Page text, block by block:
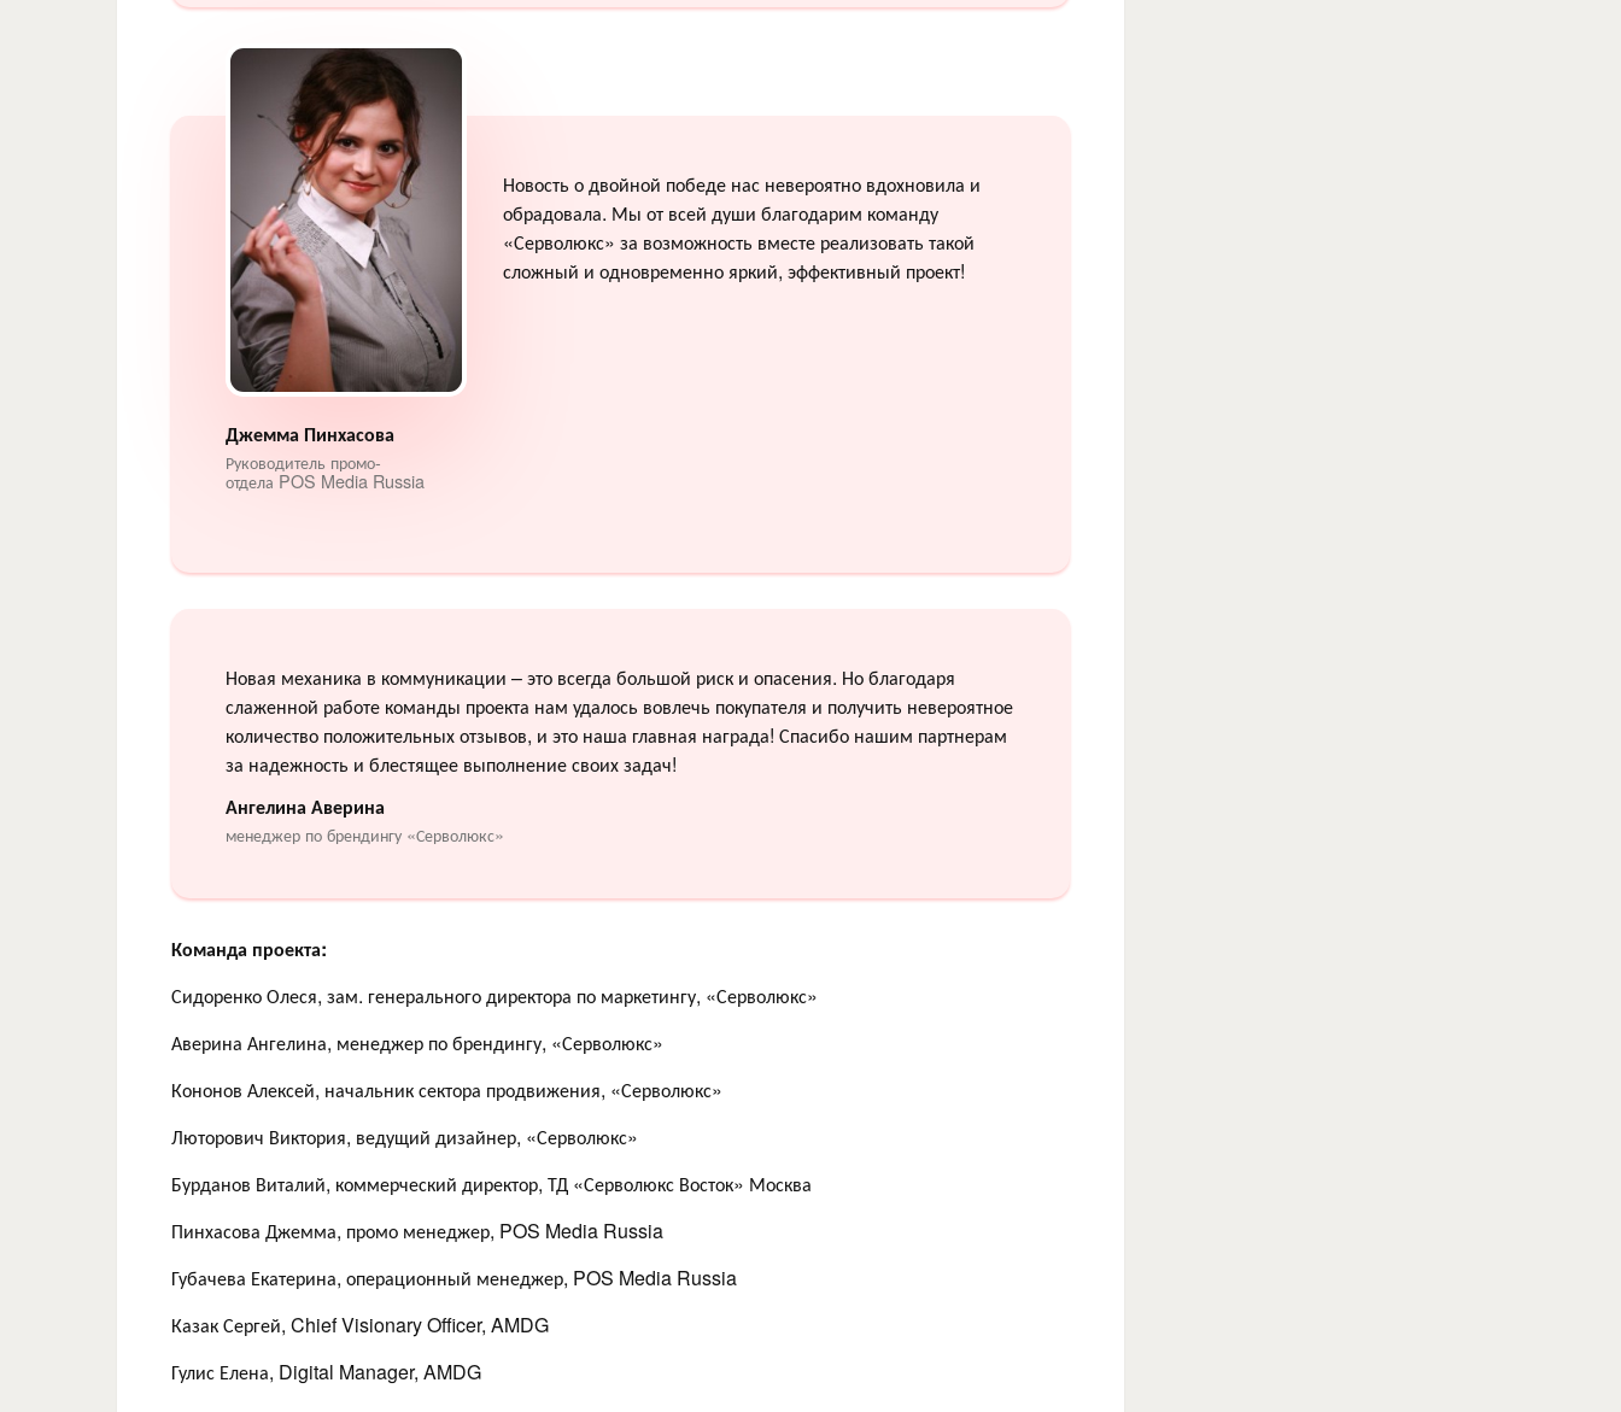
Джемма Пинхасова
Руководитель промо-
отдела POS Media Russia
Новость о двойной победе нас невероятно вдохновила и
обрадовала. Мы от всей души благодарим команду
«Серволюкс» за возможность вместе реализовать такой
сложный и одновременно яркий, эффективный проект!
Новая механика в коммуникации – это всегда большой риск и опасения. Но благодаря
слаженной работе команды проекта нам удалось вовлечь покупателя и получить невероятное
количество положительных отзывов, и это наша главная награда! Спасибо нашим партнерам
за надежность и блестящее выполнение своих задач!
Ангелина Аверина
менеджер по брендингу «Серволюкс»
Команда проекта:
Сидоренко Олеся, зам. генерального директора по маркетингу, «Серволюкс»
Аверина Ангелина, менеджер по брендингу, «Серволюкс»
Кононов Алексей, начальник сектора продвижения, «Серволюкс»
Люторович Виктория, ведущий дизайнер, «Серволюкс»
Бурданов Виталий, коммерческий директор, ТД «Серволюкс Восток» Москва
Пинхасова Джемма, промо менеджер, POS Media Russia
Губачева Екатерина, операционный менеджер, POS Media Russia
Казак Сергей, Chief Visionary Officer, AMDG
Гулис Елена, Digital Manager, AMDG